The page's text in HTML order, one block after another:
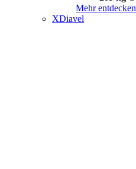
Mehr entdecken
XDiavel